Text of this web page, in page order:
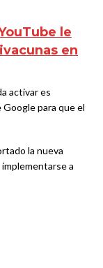
le
en
activar es
para que el
la nueva
a